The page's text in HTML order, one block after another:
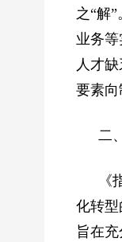
之“解
业务
人才
要素向
二
化转型
旨在